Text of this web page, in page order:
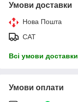
Умови доставки
Нова Пошта
САТ
Всі умови доставки
Умови оплати